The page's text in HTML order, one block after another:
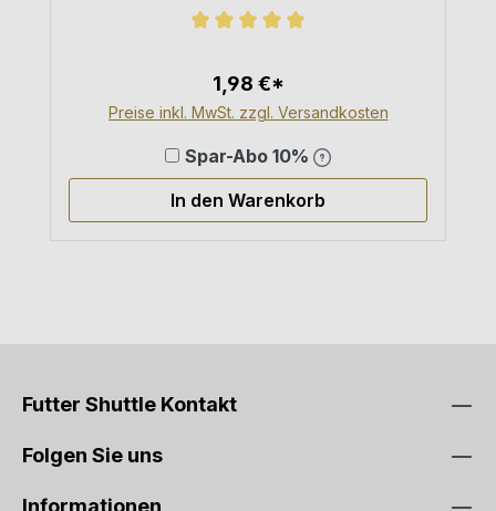
1,98 €*
Preise inkl. MwSt. zzgl. Versandkosten
Spar-Abo 10%
In den Warenkorb
Futter Shuttle Kontakt
Folgen Sie uns
Informationen